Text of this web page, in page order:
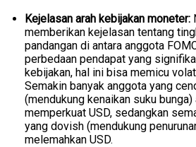
Kejelasan arah kebijakan moneter:
memberikan kejelasan tentang
pandangan di antara anggota
perbedaan pendapat yang
kebijakan, hal ini bisa memicu
Semakin banyak anggota yang
(mendukung kenaikan suku
memperkuat USD, sedangkan
yang dovish (mendukung
melemahkan USD.